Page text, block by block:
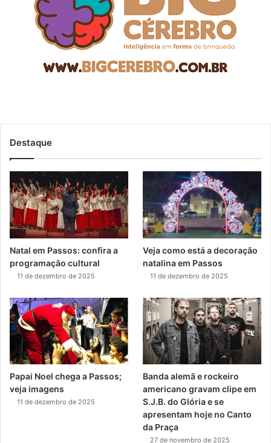
Destaque
Natal em Passos: confira a
programação cultural
11 de dezembro de 2025
Veja como está a decoração
natalina em Passos
11 de dezembro de 2025
Papai Noel chega a Passos;
veja imagens
11 de dezembro de 2025
Banda alemã e rockeiro
americano gravam clipe em
S.J.B. do Glória e se
apresentam hoje no Canto
da Praça
27 de novembro de 2025